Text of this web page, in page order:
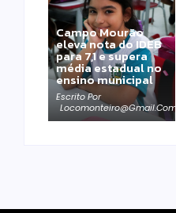
Campo Mourão
eleva nota do IDEB
para 7,1 e supera
média estadual no
ensino municipal
Escrito Por
Locomonteiro@gmail.com